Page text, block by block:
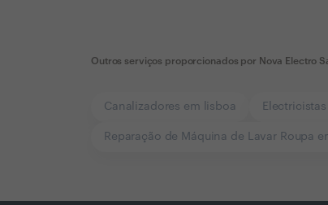
Outros serviços proporcionados por Nova Electro
Canalizadores em lisboa
Reparação de Máquina de Lavar Roupa